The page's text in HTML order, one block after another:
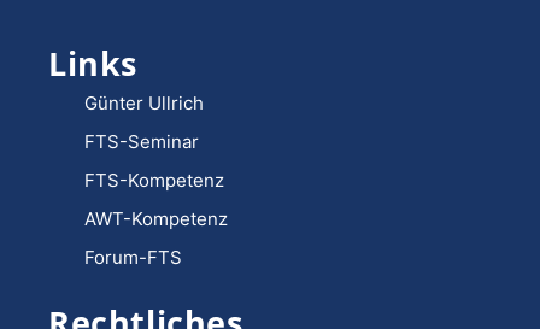
Links
Günter Ullrich
FTS-Seminar
FTS-Kompetenz
AWT-Kompetenz
Forum-FTS